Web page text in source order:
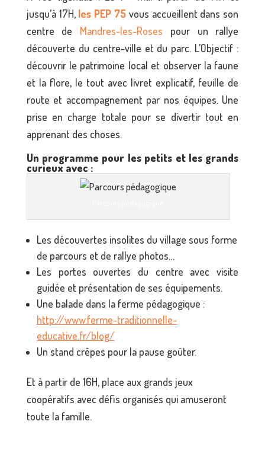
jusqu’à 17H, les PEP 75 vous accueillent dans son
centre de Mandres-les-Roses pour un rallye
découverte du centre-ville et du parc. L’Objectif :
découvrir le patrimoine local et observer la faune
et la flore, le tout avec livret explicatif, feuille de
route et accompagnement par nos équipes. Une
prise en charge totale pour se divertir tout en
apprenant des choses.
Un programme pour les petits et les grands
curieux avec :
Les découvertes insolites du village sous forme
de parcours et de rallye photos…
Les portes ouvertes du centre avec visite
guidée et présentation de ses équipements.
Une balade dans la ferme pédagogique :
http://www.ferme-traditionnelle-
educative.fr/blog/
Un stand crêpes pour la pause goûter.
Et à partir de 16H, place aux grands jeux
coopératifs avec défis organisés qui amuseront
toute la famille.